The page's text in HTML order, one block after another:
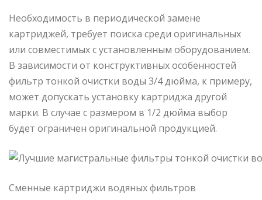
Необходимость в периодической замене
картриджей, требует поиска среди оригинальных
или совместимых с установленным оборудованием.
В зависимости от конструктивных особенностей
фильтр тонкой очистки воды 3/4 дюйма, к примеру,
может допускать установку картриджа другой
марки. В случае с размером в 1/2 дюйма выбор
будет ограничен оригинальной продукцией.
Сменные картриджи водяных фильтров